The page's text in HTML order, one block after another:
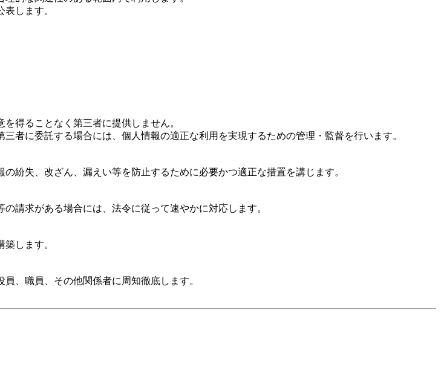
します。
得ることなく第三者に提供しません。
者に委託する場合には、個人情報の適正な利用を実現するための管理・監督を行います。
紛失、改ざん、漏えい等を防止するために必要かつ適正な措置を講じます。
請求がある場合には、法令に従って速やかに対応します。
します。
、職員、その他関係者に周知徹底します。